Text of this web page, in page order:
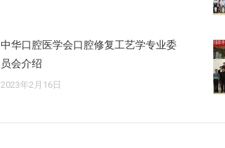
中华口腔医学会口腔修复工艺学专业委
员会介绍
2023年2月16日